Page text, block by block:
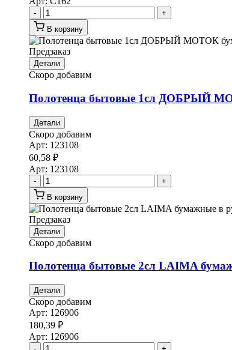
-
+
В корзину
Предзаказ
Детали
Скоро добавим
Полотенца бытовые 1сл ДОБРЫЙ
Детали
Скоро добавим
Арт: 123108
60,58 ₽
Арт: 123108
-
+
В корзину
Предзаказ
Детали
Скоро добавим
Полотенца бытовые 2сл LAIMA
Детали
Скоро добавим
Арт: 126906
180,39 ₽
Арт: 126906